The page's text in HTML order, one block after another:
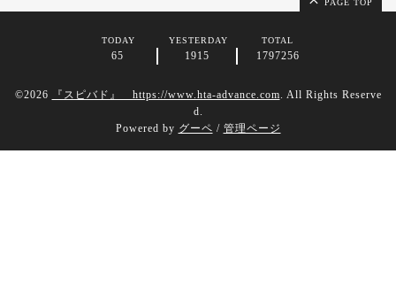
PAGE TOP
TODAY
65
YESTERDAY
1915
TOTAL
1797256
©2026 『スピバド』 https://www.hta-advance.com. All Rights Reserve
d.
Powered by グーペ / 管理ページ